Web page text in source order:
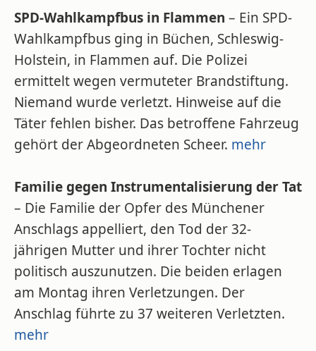
SPD-Wahlkampfbus in Flammen – Ein SPD-
Wahlkampfbus ging in Büchen, Schleswig-
Holstein, in Flammen auf. Die Polizei
ermittelt wegen vermuteter Brandstiftung.
Niemand wurde verletzt. Hinweise auf die
Täter fehlen bisher. Das betroffene Fahrzeug
gehört der Abgeordneten Scheer. mehr
Familie gegen Instrumentalisierung der Tat
– Die Familie der Opfer des Münchener
Anschlags appelliert, den Tod der 32-
jährigen Mutter und ihrer Tochter nicht
politisch auszunutzen. Die beiden erlagen
am Montag ihren Verletzungen. Der
Anschlag führte zu 37 weiteren Verletzten.
mehr